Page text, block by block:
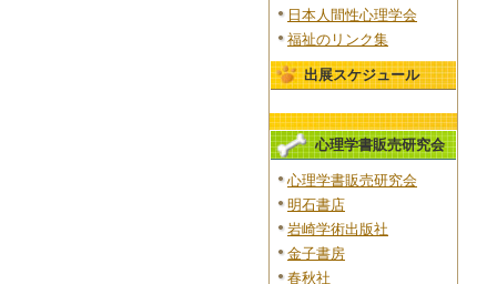
日本人間性心理学会
福祉のリンク集
出展スケジュール
心理学書販売研究会
心理学書販売研究会
明石書店
岩崎学術出版社
金子書房
春秋社